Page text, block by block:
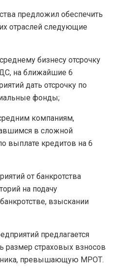
предложил обеспечить
отраслей следующие
бизнесу отсрочку
на ближайшие 6
дать отсрочку по
фонды;
компаниям,
в сложной
выплате кредитов на 6
от банкротства
на подачу
взыскании
предлагается
размер страховых взносов
превышающую МРОТ.